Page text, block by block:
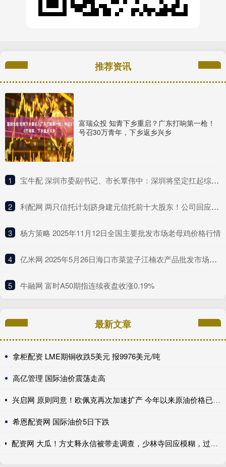
推荐资讯
富瑞众投 知青下乡重启？广东打响第一枪！
号召30万青年，下乡返乡兴乡
1 ​宝牛配 深圳市委副书记、市长覃伟中：深圳将坚定扛起综合改革试点主体责任
2 ​利配网 两只信托计划跻身建元信托前十大股东！公司回应不分红与未来盈利点
3 ​杨方策略 2025年11月12日全国主要批发市场老母鸡价格行情
4 ​亿米网 2025年5月26日海口市菜篮子江楠农产品批发市场有限公司价格行情
5 ​牛融网 富时A50期指连续夜盘收涨0.19%
最新文章
拿柜配资 LME期铜收跌5美元 报9976美元/吨
高亿管理 国际油价震荡走高
兴启网 原则同意！欧佩克再次加速扩产 今年以来原油价格已回落13.77%
希恩配资网 国际油价5日下跌
配资网 大瓜！方丈释永信被带走调查，少林寺回应模糊，过往争议再被扒_问题_消息_商业化